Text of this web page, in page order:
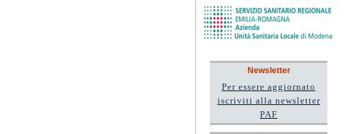
Newsletter
Per essere aggiornato
iscriviti alla newsletter
PAF